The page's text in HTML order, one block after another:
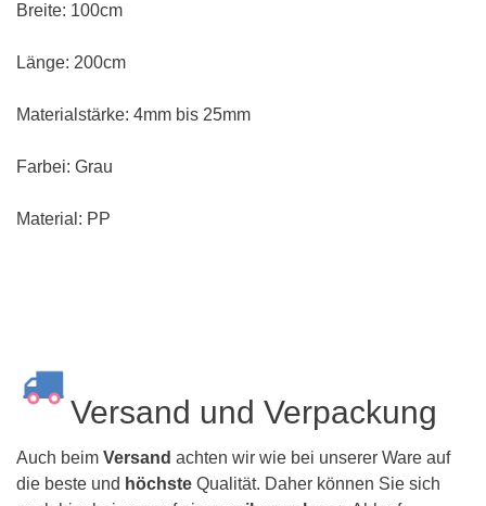
Breite: 100cm
Länge: 200cm
Materialstärke: 4mm bis 25mm
Farbei: Grau
Material: PP
Versand und Verpackung
Auch beim Versand achten wir wie bei unserer Ware auf
die beste und höchste Qualität. Daher können Sie sich